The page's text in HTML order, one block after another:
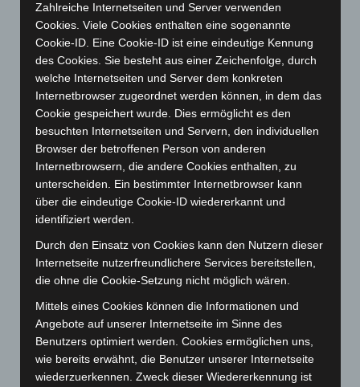
Juli 2024(89)
Juni 2024 (107)
Mai 2024(149)
April 2024(102)
März 2024(103)
Februar 2024(103)
Januar 2024(111)
Dezember 2023 (130)
November 2023(130)
September 2023(133)
August 2023(134)
Juli 2023 (118)
Juni 2023(142)
Mai 2023(139)
April 2023(155)
Zahlreiche Internetseiten und Server verwenden
Cookies. Viele Cookies enthalten eine sogenannte
Cookie-ID. Eine Cookie-ID ist eine eindeutige Kennung
des Cookies. Sie besteht aus einer Zeichenfolge, durch
welche Internetseiten und Server dem konkreten
Internetbrowser zugeordnet werden können, in dem das
Cookie gespeichert wurde. Dies ermöglicht es den
besuchten Internetseiten und Servern, den individuellen
Browser der betroffenen Person von anderen
Internetbrowsern, die andere Cookies enthalten, zu
unterscheiden. Ein bestimmter Internetbrowser kann
über die eindeutige Cookie-ID wiedererkannt und
identifiziert werden.
Durch den Einsatz von Cookies kann den Nutzern dieser
Internetseite nutzerfreundlichere Services bereitstellen,
die ohne die Cookie-Setzung nicht möglich wären.
Mittels eines Cookies können die Informationen und
Angebote auf unserer Internetseite im Sinne des
Benutzers optimiert werden. Cookies ermöglichen uns,
wie bereits erwähnt, die Benutzer unserer Internetseite
wiederzuerkennen. Zweck dieser Wiedererkennung ist